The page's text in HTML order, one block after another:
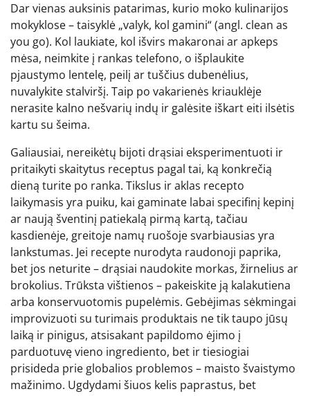
Dar vienas auksinis patarimas, kurio moko kulinarijos
mokyklose – taisyklė „valyk, kol gamini“ (angl. clean as
you go). Kol laukiate, kol išvirs makaronai ar apkeps
mėsa, neimkite į rankas telefono, o išplaukite
pjaustymo lentelę, peilį ar tuščius dubenėlius,
nuvalykite stalviršį. Taip po vakarienės kriauklėje
nerasite kalno nešvarių indų ir galėsite iškart eiti ilsėtis
kartu su šeima.
Galiausiai, nereikėtų bijoti drąsiai eksperimentuoti ir
pritaikyti skaitytus receptus pagal tai, ką konkrečią
dieną turite po ranka. Tikslus ir aklas recepto
laikymasis yra puiku, kai gaminate labai specifinį kepinį
ar naują šventinį patiekalą pirmą kartą, tačiau
kasdienėje, greitoje namų ruošoje svarbiausias yra
lankstumas. Jei recepte nurodyta raudonoji paprika,
bet jos neturite – drąsiai naudokite morkas, žirnelius ar
brokolius. Trūksta vištienos – pakeiskite ją kalakutiena
arba konservuotomis pupelėmis. Gebėjimas sėkmingai
improvizuoti su turimais produktais ne tik taupo jūsų
laiką ir pinigus, atsisakant papildomo ėjimo į
parduotuvę vieno ingrediento, bet ir tiesiogiai
prisideda prie globalios problemos – maisto švaistymo
mažinimo. Ugdydami šiuos kelis paprastus, bet